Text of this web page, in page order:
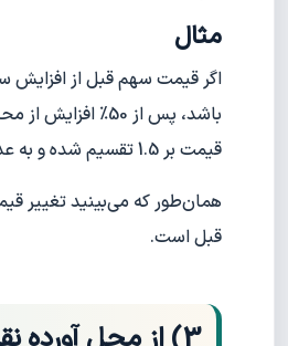
مثال
باشد، پس از 50%
قیمت بر 1.5 تقسیم شده و به عدد 1854 می‌رسد.
همان‌طور که می‌بینید تغییر
قبل است.